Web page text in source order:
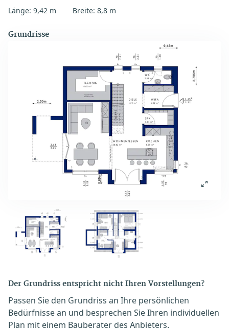
Länge: 9,42 m Breite: 8,8 m
Grundrisse
Der Grundriss entspricht nicht Ihren Vorstellungen?
Passen Sie den Grundriss an Ihre persönlichen
Bedürfnisse an und besprechen Sie Ihren individuellen
Plan mit einem Bauberater des Anbieters.